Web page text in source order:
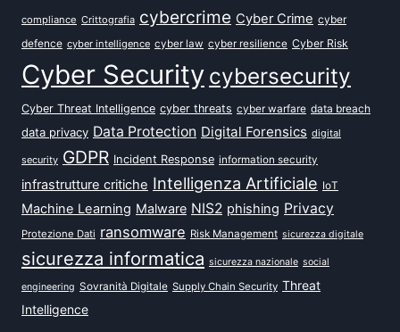
compliance Crittografia cybercrime Cyber Crime cyber
defence cyber intelligence cyber law cyber resilience Cyber Risk
Cyber Security cybersecurity
Cyber Threat Intelligence cyber threats cyber warfare data breach
data privacy Data Protection Digital Forensics digital
security GDPR Incident Response information security
infrastrutture critiche Intelligenza Artificiale IoT
Machine Learning Malware NIS2 phishing Privacy
Protezione Dati ransomware Risk Management sicurezza digitale
sicurezza informatica sicurezza nazionale social
engineering Sovranità Digitale Supply Chain Security Threat
Intelligence